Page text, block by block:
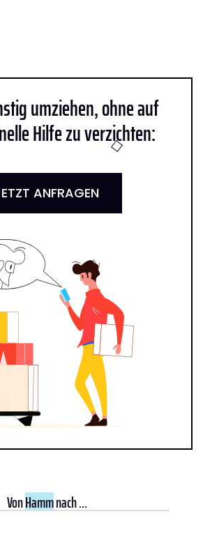
umziehen, ohne auf
Hilfe zu verzichten:
ANFRAGEN
VonHammnach ...